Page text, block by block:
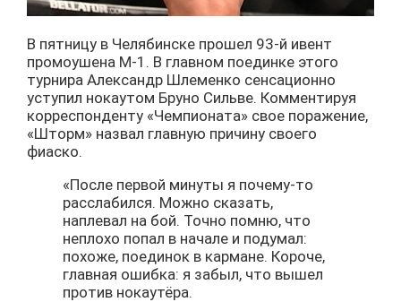
В пятницу в Челябинске прошел 93-й ивент
промоушена М-1. В главном поединке этого
турнира Александр Шлеменко сенсационно
уступил нокаутом Бруно Сильве. Комментируя
корреспонденту «Чемпионата» свое поражение,
«Шторм» назвал главную причину своего
фиаско.
«После первой минуты я почему-то
расслабился. Можно сказать,
наплевал на бой. Точно помню, что
неплохо попал в начале и подумал:
похоже, поединок в кармане. Короче,
главная ошибка: я забыл, что вышел
против нокаутёра.